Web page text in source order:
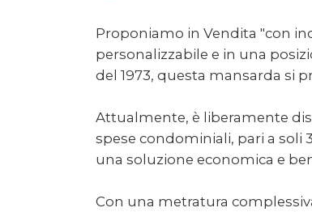
Proponiamo in Vendita "con
personalizzabile e in una
del 1973, questa mansarda si
Attualmente, è liberamente
spese condominiali, pari a soli
una soluzione economica e
Con una metratura